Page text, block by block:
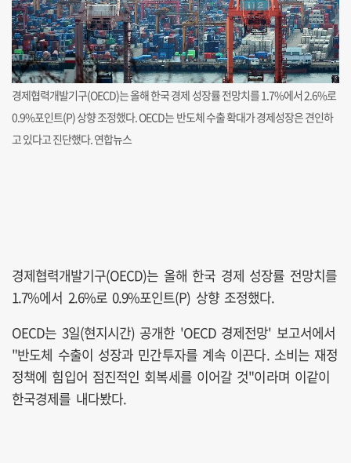
경제협력개발기구(OECD)는 올해 한국 경제 성장률 전망치를 1.7%에서 2.6%로
0.9%포인트(P) 상향 조정했다. OECD는 반도체 수출 확대가 경제성장은 견인하
고 있다고 진단했다. 연합뉴스
경제협력개발기구(OECD)는 올해 한국 경제 성장률 전망치를
1.7%에서 2.6%로 0.9%포인트(P) 상향 조정했다.
OECD는 3일(현지시간) 공개한 'OECD 경제전망' 보고서에서
"반도체 수출이 성장과 민간투자를 계속 이끈다. 소비는 재정
정책에 힘입어 점진적인 회복세를 이어갈 것"이라며 이같이
한국경제를 내다봤다.